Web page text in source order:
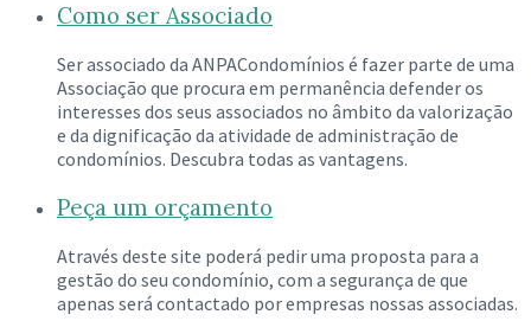
Como ser Associado
Ser associado da ANPACondomínios é fazer parte de uma
Associação que procura em permanência defender os
interesses dos seus associados no âmbito da valorização
e da dignificação da atividade de administração de
condomínios. Descubra todas as vantagens.
Peça um orçamento
Através deste site poderá pedir uma proposta para a
gestão do seu condomínio, com a segurança de que
apenas será contactado por empresas nossas associadas.